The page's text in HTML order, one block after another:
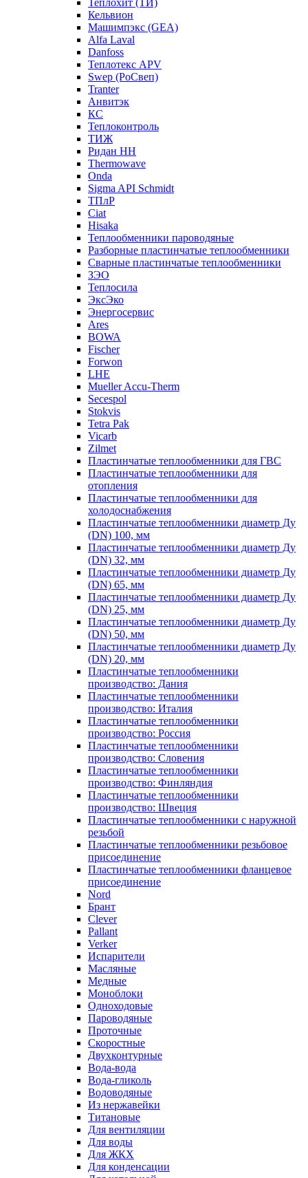
Теплохит (ТИ)
Кельвион
Машимпэкс (GEA)
Alfa Laval
Danfoss
Теплотекс APV
Swep (РоСвеп)
Tranter
Анвитэк
КС
Теплоконтроль
ТИЖ
Ридан НН
Thermowave
Onda
Sigma API Schmidt
ТПлР
Ciat
Hisaka
Теплообменники пароводяные
Разборные пластинчатые теплообменники
Сварные пластинчатые теплообменники
ЗЭО
Теплосила
ЭксЭко
Энергосервис
Ares
BOWA
Fischer
Forwon
LHE
Mueller Accu-Therm
Secespol
Stokvis
Tetra Pak
Vicarb
Zilmet
Пластинчатые теплообменники для ГВС
Пластинчатые теплообменники для
отопления
Пластинчатые теплообменники для
холодоснабжения
Пластинчатые теплообменники диаметр Ду
(DN) 100, мм
Пластинчатые теплообменники диаметр Ду
(DN) 32, мм
Пластинчатые теплообменники диаметр Ду
(DN) 65, мм
Пластинчатые теплообменники диаметр Ду
(DN) 25, мм
Пластинчатые теплообменники диаметр Ду
(DN) 50, мм
Пластинчатые теплообменники диаметр Ду
(DN) 20, мм
Пластинчатые теплообменники
производство: Дания
Пластинчатые теплообменники
производство: Италия
Пластинчатые теплообменники
производство: Россия
Пластинчатые теплообменники
производство: Словения
Пластинчатые теплообменники
производство: Финляндия
Пластинчатые теплообменники
производство: Швеция
Пластинчатые теплообменники с наружной
резьбой
Пластинчатые теплообменники резьбовое
присоединение
Пластинчатые теплообменники фланцевое
присоединение
Nord
Брант
Clever
Pallant
Verker
Испарители
Масляные
Медные
Моноблоки
Одноходовые
Пароводяные
Проточные
Скоростные
Двухконтурные
Вода-вода
Вода-гликоль
Водоводяные
Из нержавейки
Титановые
Для вентиляции
Для воды
Для ЖКХ
Для конденсации